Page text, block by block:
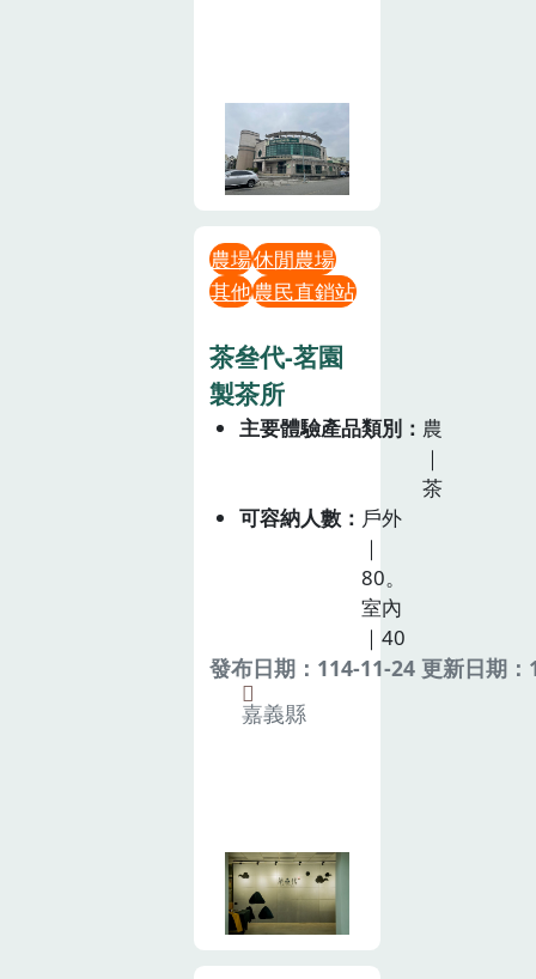
農場休閒農場
其他農民直銷站
茶叄代-茗園
製茶所
主要體驗產品類別
農
｜
茶
可容納人數
戶外
｜
80。
室內
｜40
發布日期：114-11-24 更新日期
嘉義縣